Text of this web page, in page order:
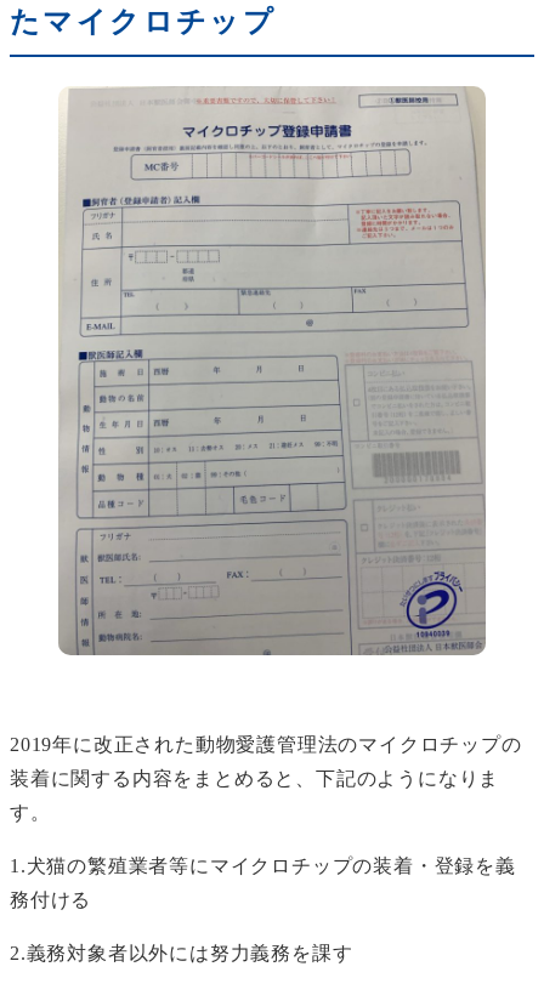
たマイクロチップ
2019年に改正された動物愛護管理法のマイクロチップの
装着に関する内容をまとめると、下記のようになりま
す。
1.犬猫の繁殖業者等にマイクロチップの装着・登録を義
務付ける
2.義務対象者以外には努力義務を課す